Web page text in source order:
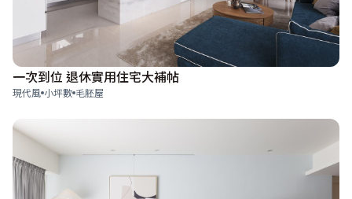
一次到位 退休實用住宅大補帖
現代風 小坪數 毛胚屋